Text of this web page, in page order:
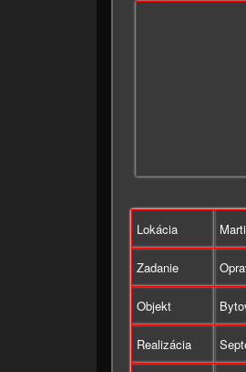
Lokácia
Zadanie
Objekt
Realizácia